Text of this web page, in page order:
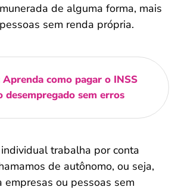
de alguma forma, mais
sem renda própria.
Aprenda como pagar o INSS
desempregado sem erros
trabalha por conta
de autônomo, ou seja,
empresas ou pessoas sem